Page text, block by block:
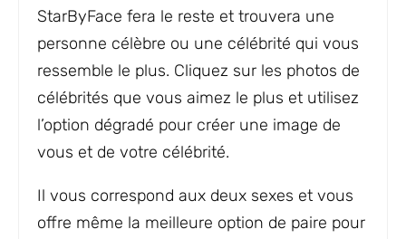
StarByFace fera le reste et trouvera une
personne célèbre ou une célébrité qui vous
ressemble le plus. Cliquez sur les photos de
célébrités que vous aimez le plus et utilisez
l’option dégradé pour créer une image de
vous et de votre célébrité.
Il vous correspond aux deux sexes et vous
offre même la meilleure option de paire pour